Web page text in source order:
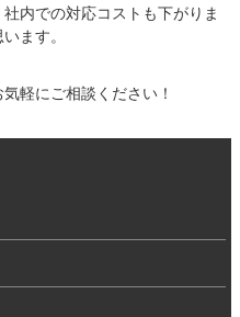
内での対応コストも下がりま
ます。
軽にご相談ください！